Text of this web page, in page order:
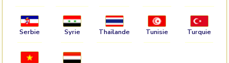
Serbie Syrie Thaïlande Tunisie Turquie